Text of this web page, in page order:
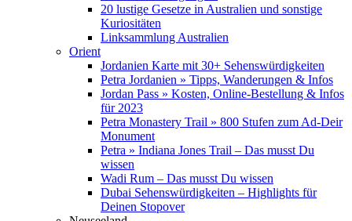
20 lustige Gesetze in Australien und sonstige
Kuriositäten
Linksammlung Australien
Orient
Jordanien Karte mit 30+ Sehenswürdigkeiten
Petra Jordanien » Tipps, Wanderungen & Infos
Jordan Pass » Kosten, Online-Bestellung & Infos
für 2023
Petra Monastery Trail » 800 Stufen zum Ad-Deir
Monument
Petra » Indiana Jones Trail – Das musst Du
wissen
Wadi Rum – Das musst Du wissen
Dubai Sehenswürdigkeiten – Highlights für
Deinen Stopover